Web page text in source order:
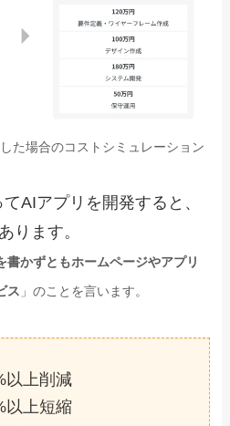
た場合のコストシミュレーション
AIアプリを開発すると、
ります。
書かずともホームページやアプリ
ス 」のことを言います。
以上削減
以上短縮